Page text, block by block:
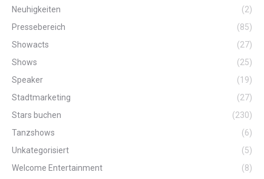
Neuhigkeiten
(2)
Pressebereich
(85)
Showacts
(27)
Shows
(25)
Speaker
(19)
Stadtmarketing
(27)
Stars buchen
(230)
Tanzshows
(6)
Unkategorisiert
(5)
Welcome Entertainment
(8)